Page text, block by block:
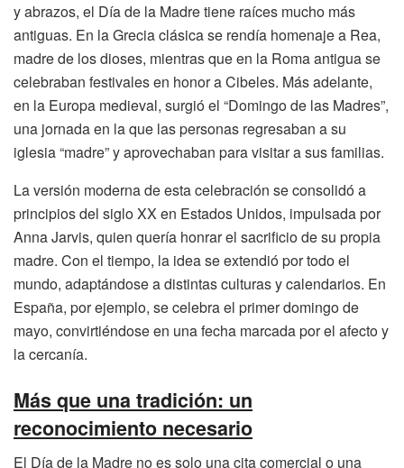
y abrazos, el Día de la Madre tiene raíces mucho más
antiguas. En la Grecia clásica se rendía homenaje a Rea,
madre de los dioses, mientras que en la Roma antigua se
celebraban festivales en honor a Cibeles. Más adelante,
en la Europa medieval, surgió el “Domingo de las Madres”,
una jornada en la que las personas regresaban a su
iglesia “madre” y aprovechaban para visitar a sus familias.
La versión moderna de esta celebración se consolidó a
principios del siglo XX en Estados Unidos, impulsada por
Anna Jarvis, quien quería honrar el sacrificio de su propia
madre. Con el tiempo, la idea se extendió por todo el
mundo, adaptándose a distintas culturas y calendarios. En
España, por ejemplo, se celebra el primer domingo de
mayo, convirtiéndose en una fecha marcada por el afecto y
la cercanía.
Más que una tradición: un
reconocimiento necesario
El Día de la Madre no es solo una cita comercial o una